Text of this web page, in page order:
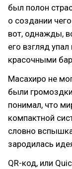
был полон
о создании
вот, однажды,
его взгляд
красочными
Масахиро не
были
понимал, что
компактной
словно
зародилась
QR-код, или